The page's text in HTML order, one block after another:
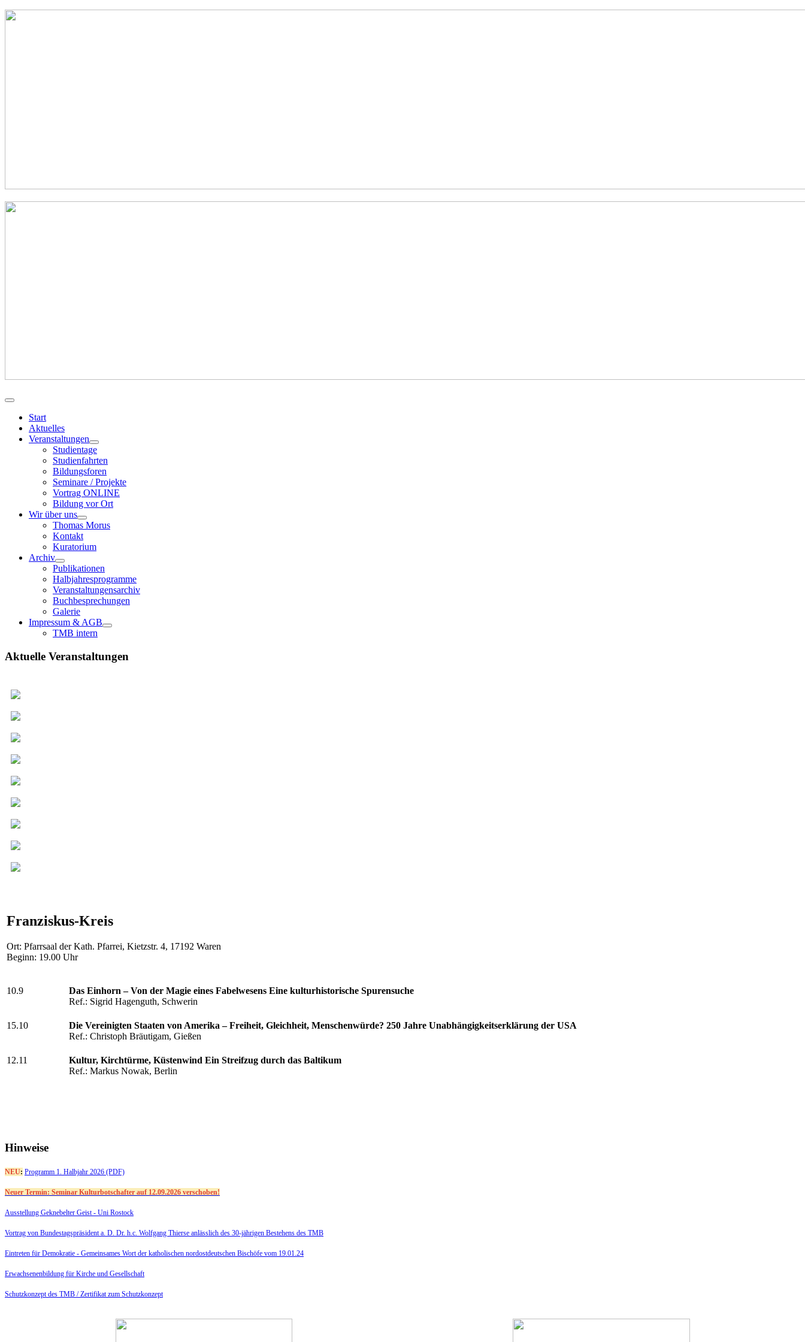
Start
Aktuelles
Veranstaltungen
Studientage
Studienfahrten
Bildungsforen
Seminare / Projekte
Vortrag ONLINE
Bildung vor Ort
Wir über uns
Thomas Morus
Kontakt
Kuratorium
Archiv
Publikationen
Halbjahresprogramme
Veranstaltungensarchiv
Buchbesprechungen
Galerie
Impressum & AGB
TMB intern
Aktuelle Veranstaltungen
Franziskus-Kreis
Ort: Pfarrsaal der Kath. Pfarrei, Kietzstr. 4, 17192 Waren
Beginn: 19.00 Uhr
10.9
Das Einhorn – Von der Magie eines Fabelwesens Eine kulturhistorische Spurensuche
Ref.: Sigrid Hagenguth, Schwerin
15.10
Die Vereinigten Staaten von Amerika – Freiheit, Gleichheit, Menschenwürde? 250 Jahre Unabhängigkeitserklärung der USA
Ref.: Christoph Bräutigam, Gießen
12.11
Kultur, Kirchtürme, Küstenwind Ein Streifzug durch das Baltikum
Ref.: Markus Nowak, Berlin
Hinweise
NEU: Programm 1. Halbjahr 2026 (PDF)
Neuer Termin: Seminar Kulturbotschafter auf 12.09.2026 verschoben!
Ausstellung Geknebelter Geist - Uni Rostock
Vortrag von Bundestagspräsident a. D. Dr. h.c. Wolfgang Thierse anlässlich des 30-jährigen Bestehens des TMB
Eintreten für Demokratie - Gemeinsames Wort der katholischen nordostdeutschen Bischöfe vom 19.01.24
Erwachsenenbildung für Kirche und Gesellschaft
Schutzkonzept des TMB /Zertifikat zum Schutzkonzept